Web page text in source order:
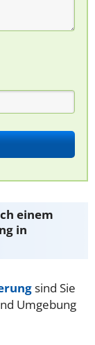
einem
in
sind Sie
Umgebung